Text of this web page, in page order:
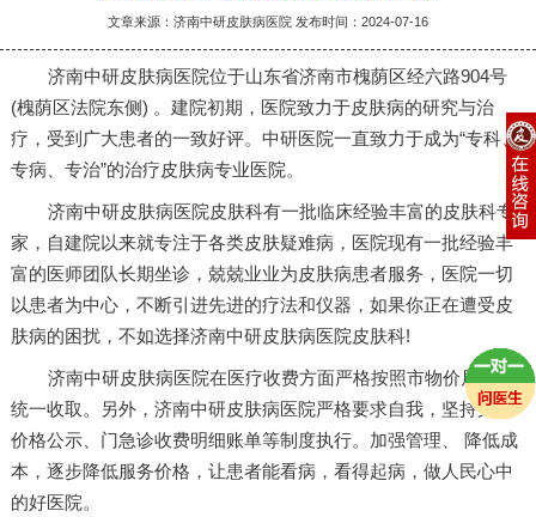
文章来源：济南中研皮肤病医院 发布时间：2024-07-16
济南中研皮肤病医院位于山东省济南市槐荫区经六路904号
(槐荫区法院东侧) 。建院初期，医院致力于皮肤病的研究与治
疗，受到广大患者的一致好评。中研医院一直致力于成为“专科、
专病、专治”的治疗皮肤病专业医院。
济南中研皮肤病医院皮肤科有一批临床经验丰富的皮肤科专
家，自建院以来就专注于各类皮肤疑难病，医院现有一批经验丰
富的医师团队长期坐诊，兢兢业业为皮肤病患者服务，医院一切
以患者为中心，不断引进先进的疗法和仪器，如果你正在遭受皮
肤病的困扰，不如选择济南中研皮肤病医院皮肤科!
济南中研皮肤病医院在医疗收费方面严格按照市物价局进行
统一收取。另外，济南中研皮肤病医院严格要求自我，坚持完善
价格公示、门急诊收费明细账单等制度执行。加强管理、 降低成
本，逐步降低服务价格，让患者能看病，看得起病，做人民心中
的好医院。